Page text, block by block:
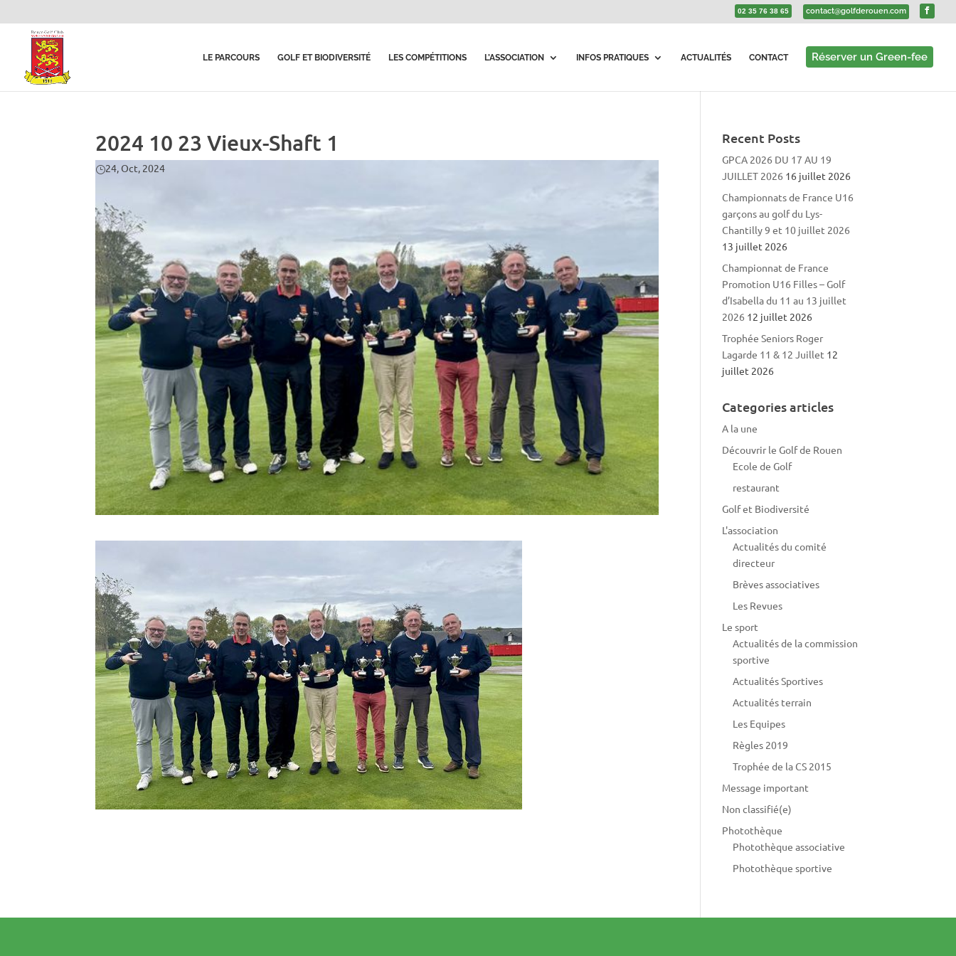
02 35 76 38 65 contact@golfderouen.com
LE PARCOURS GOLF ET BIODIVERSITÉ LES COMPÉTITIONS L’ASSOCIATION INFOS PRATIQUES ACTUALITÉS CONTACT Réserver un Green-fee
2024 10 23 Vieux-Shaft 1
24, Oct, 2024
Recent Posts
GPCA 2026 DU 17 AU 19
JUILLET 2026 16 juillet 2026
Championnats de France U16
garçons au golf du Lys-
Chantilly 9 et 10 juillet 2026
13 juillet 2026
Championnat de France
Promotion U16 Filles – Golf
d’Isabella du 11 au 13 juillet
2026 12 juillet 2026
Trophée Seniors Roger
Lagarde 11 & 12 Juillet 12
juillet 2026
Categories articles
A la une
Découvrir le Golf de Rouen
Ecole de Golf
restaurant
Golf et Biodiversité
L'association
Actualités du comité
directeur
Brèves associatives
Les Revues
Le sport
Actualités de la commission
sportive
Actualités Sportives
Actualités terrain
Les Equipes
Règles 2019
Trophée de la CS 2015
Message important
Non classifié(e)
Photothèque
Photothèque associative
Photothèque sportive